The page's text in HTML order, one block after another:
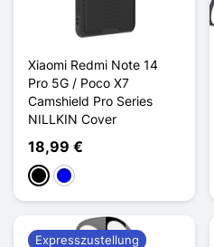
Xiaomi Redmi Note 14
Pro 5G / Poco X7
Camshield Pro Series
NILLKIN Cover
18,99 €
Schwarz
Blau
Expresszustellung